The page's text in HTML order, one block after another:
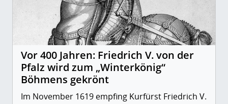
Vor 400 Jahren: Friedrich V. von der
Pfalz wird zum „Winterkönig“
Böhmens gekrönt
Im November 1619 empfing Kurfürst Friedrich V.